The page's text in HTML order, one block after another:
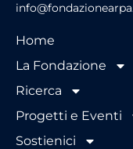
Home
La Fondazione
Ricerca
Progetti e Eventi
Sostienici